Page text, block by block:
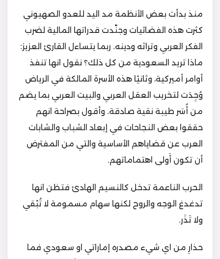
منذ بدأت بعض الأنظمة مد اليد للعدو الصهيوني
كثرت هذه الفضائيات وجنّدت قدراتها المالية لضرب
الفكر العربي وتراثه ودينه. ربما يتساءل القارئ العزيز:
ماذا تريد السعودية من كل ذلك؟ نقول انها تنفذ
أوامر أميركية، وثانيًا هذه الأسرة المالكة في الرياض
وُجِدَت لتخريب العقل العربي والبيت العربي بما يضم
من أُسَر طيبة نقية صادقة. وأقول بصراحة انهم
حققوا بعض النجاحات في إبعاد الشباب والشابات
العرب عن قضاياهم الأساسية والتي من المفترض
أن تكون أَولى اهتماماتهم.
الحرب الناعمة تدخل كالنسيم الهادئ فتظن انها
تدغدغ الوجه والروح لكنها سهام مسمومة لا تُبْقي
ولا تَذَر.
حذارِ من اي شيء مصدره إماراتي او سعودي فما